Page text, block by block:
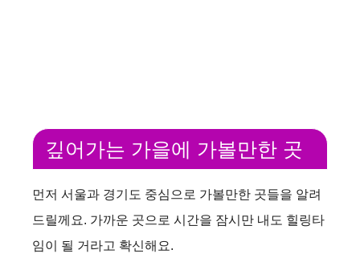
깊어가는 가을에 가볼만한 곳
먼저 서울과 경기도 중심으로 가볼만한 곳들을 알려
드릴께요. 가까운 곳으로 시간을 잠시만 내도 힐링타
임이 될 거라고 확신해요.